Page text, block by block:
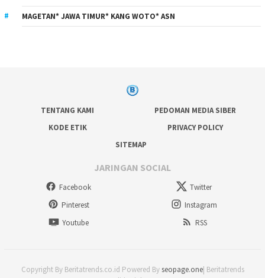
MAGETAN* JAWA TIMUR* KANG WOTO* ASN
TENTANG KAMI
PEDOMAN MEDIA SIBER
KODE ETIK
PRIVACY POLICY
SITEMAP
JARINGAN SOCIAL
Facebook
Twitter
Pinterest
Instagram
Youtube
RSS
Copyright By Beritatrends.co.id Powered Byseopage.one| Beritatrends